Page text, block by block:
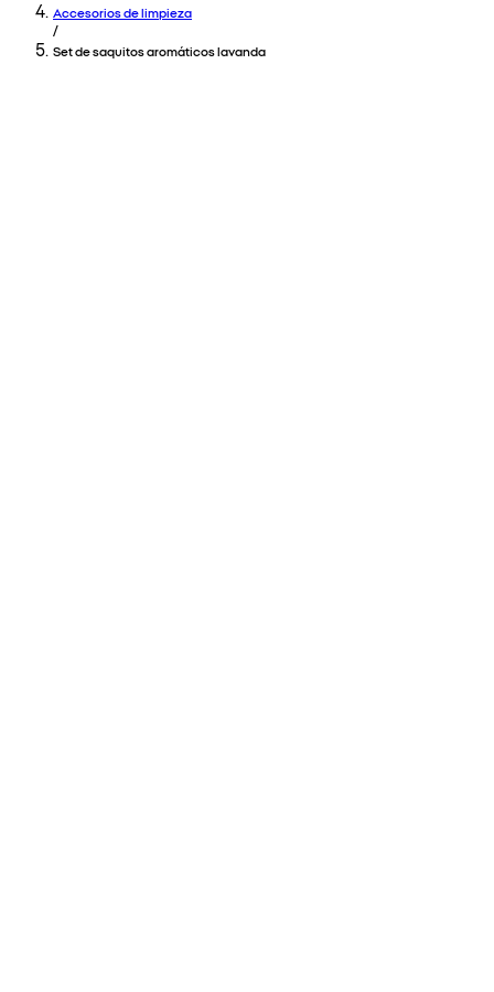
Accesorios de limpieza
/
Set de saquitos aromáticos lavanda